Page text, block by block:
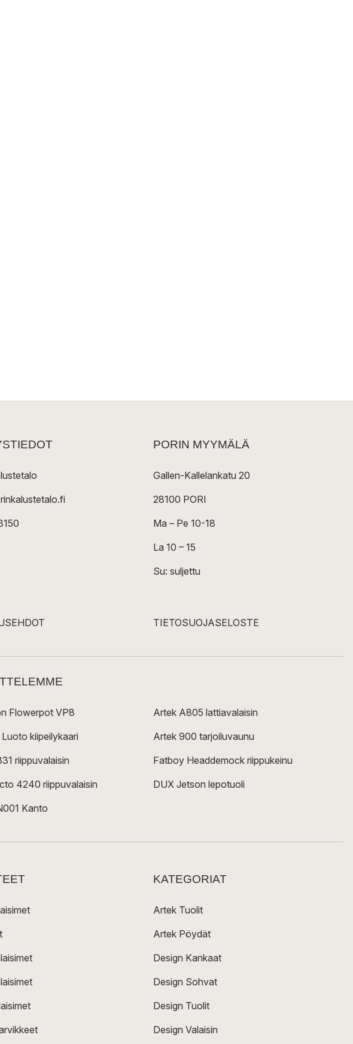
PORIN MYYMÄLÄ
Gallen-Kallelankatu 20
28100 PORI
Ma – Pe 10-18
La 10 – 15
Su: suljettu
TIETOSUOJASELOSTE
Flowerpot VP8
kiipeilykaari
riippuvalaisin
4240 riippuvalaisin
Kanto
Artek A805 lattiavalaisin
Artek 900 tarjoiluvaunu
Fatboy Headdemock riippukeinu
DUX Jetson lepotuoli
KATEGORIAT
Artek Tuolit
Artek Pöydät
Design Kankaat
Design Sohvat
Design Tuolit
Design Valaisin